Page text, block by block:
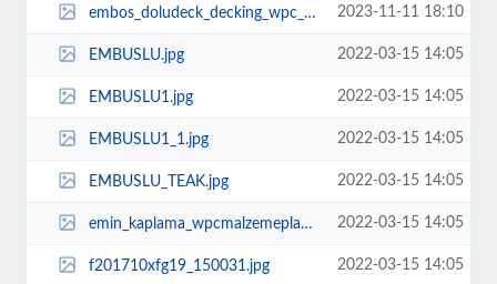
embos_doludeck_decking_wpc_kompozit_zemin_garden_bahe_terrace.jpeg 2023-11-11 18:10
EMBUSLU.jpg 2022-03-15 14:05
EMBUSLU1.jpg 2022-03-15 14:05
EMBUSLU1_1.jpg 2022-03-15 14:05
EMBUSLU_TEAK.jpg 2022-03-15 14:05
emin_kaplama_wpcmalzemeplastikahapkompozitpvc.jpg 2022-03-15 14:05
f201710xfg19_150031.jpg 2022-03-15 14:05